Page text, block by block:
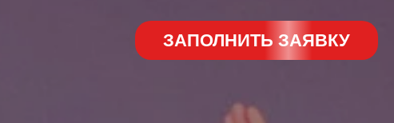
ЗАПОЛНИТЬ ЗАЯВКУ